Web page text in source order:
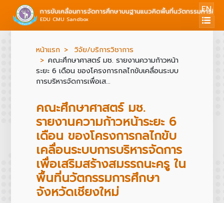
การขับเคลื่อนการจัดการศึกษาบนฐานแนวคิดพื้นที่นวัตกรรมการศึก
EDU CMU Sandbox
EN
หน้าแรก
วิจัย/บริการวิชาการ
คณะศึกษาศาสตร์ มช. รายงานความก้าวหน้า
ระยะ 6 เดือน ของโครงการกลไกขับเคลื่อนระบบ
การบริหารจัดการเพื่อเส...
คณะศึกษาศาสตร์ มช.
รายงานความก้าวหน้าระยะ 6
เดือน ของโครงการกลไกขับ
เคลื่อนระบบการบริหารจัดการ
เพื่อเสริมสร้างสมรรถนะครู ใน
พื้นที่นวัตกรรมการศึกษา
จังหวัดเชียงใหม่